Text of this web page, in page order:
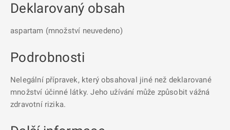
Deklarovaný obsah
aspartam (množství neuvedeno)
Podrobnosti
Nelegální přípravek, který obsahoval jiné než deklarované
množství účinné látky. Jeho užívání může způsobit vážná
zdravotní rizika.